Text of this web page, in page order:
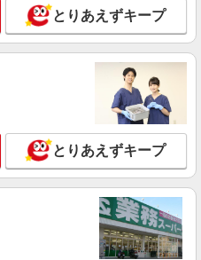
／大量増員／社員登用制度／研
〜時給1,750円＋交通費全額支給
を超える勤務および 深夜帯
の勤務は時給25％アップ ※交通
・3ヵ月 50,000円 ・6
場
時間×22日＋残業代（30時
＋夜勤手当＋交通費
三重県四日市市川尻町 変更の範
詳細を見る
式会社
造オペレーター（3交替）
とりあえずキープ
とりあえずキープ